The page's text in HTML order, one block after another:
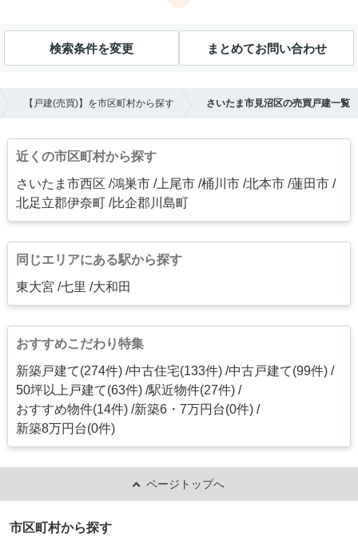
検索条件を変更 まとめてお問い合わせ
【戸建(売買)】を市区町村から探す さいたま市見沼区の売買戸建一覧
近くの市区町村から探す
さいたま市西区 鴻巣市 上尾市 桶川市 北本市 蓮田市
北足立郡伊奈町 比企郡川島町
同じエリアにある駅から探す
東大宮 七里 大和田
おすすめこだわり特集
新築戸建て(274件) 中古住宅(133件) 中古戸建て(99件)
50坪以上戸建て(63件) 駅近物件(27件)
おすすめ物件(14件) 新築6・7万円台(0件)
新築8万円台(0件)
ページトップへ
市区町村から探す